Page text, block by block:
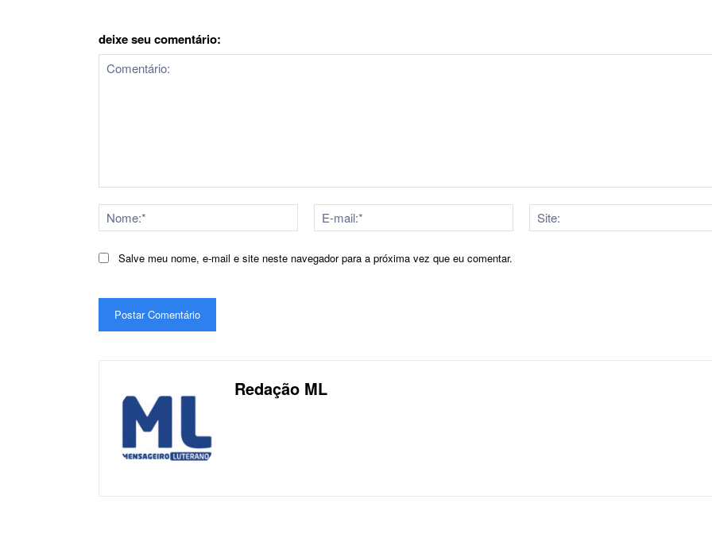
deixe seu comentário:
Nome:*
mail:*
Salve meu nome, e-mail e site neste navegador para a próxima vez que eu comentar.
Redação ML